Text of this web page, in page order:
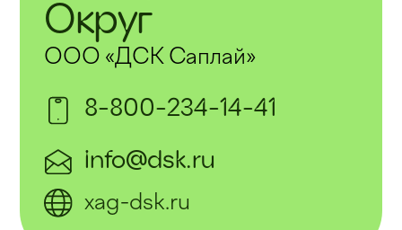
Округ
ООО «ДСК Саплай»
8-800-234-14-41
info@dsk.ru
xag-dsk.ru